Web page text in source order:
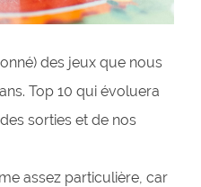
des jeux que nous
Top 10 qui évoluera
sorties et de nos
assez particulière, car